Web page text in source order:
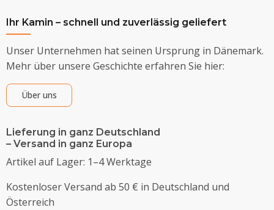
Ihr Kamin – schnell und zuverlässig geliefert
Unser Unternehmen hat seinen Ursprung in Dänemark.
Mehr über unsere Geschichte erfahren Sie hier:
Über uns
Lieferung in ganz Deutschland
– Versand in ganz Europa
Artikel auf Lager: 1–4 Werktage
Kostenloser Versand ab 50 € in Deutschland und
Österreich